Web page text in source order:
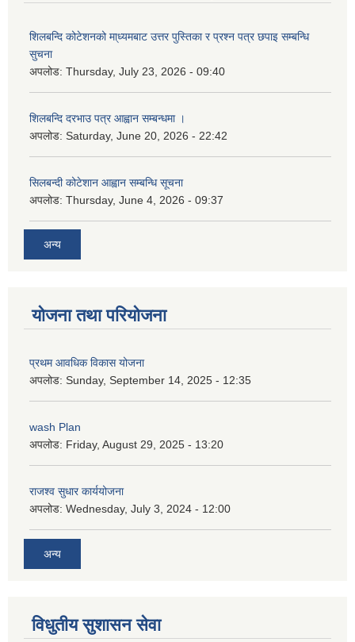
शिलबन्दि कोटेशनको मा्ध्यमबाट उत्तर पुस्तिका र प्रश्न पत्र छपाइ सम्बन्धि
सुचना
अपलोड: Thursday, July 23, 2026 - 09:40
शिलबन्दि दरभाउ पत्र आह्वान सम्बन्धमा ।
अपलोड: Saturday, June 20, 2026 - 22:42
सिलबन्दी कोटेशान आह्वान सम्बन्धि सूचना
अपलोड: Thursday, June 4, 2026 - 09:37
अन्य
योजना तथा परियोजना
प्रथम आवधिक विकास योजना
अपलोड: Sunday, September 14, 2025 - 12:35
wash Plan
अपलोड: Friday, August 29, 2025 - 13:20
राजश्व सुधार कार्ययोजना
अपलोड: Wednesday, July 3, 2024 - 12:00
अन्य
विधुतीय सुशासन सेवा